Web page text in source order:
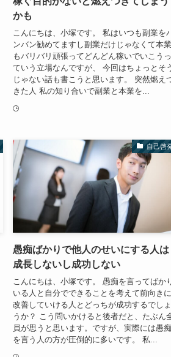
かも
こんにちは、小塚です。 私はいつも副業を
ンバン勧めてますし副業だけじゃなくて本業
もバリバリ頑張ってどんどん稼いでいこうっ
ていう立場なんですが、 今回はちょっとそ
じゃない話も書こうと思います。 突然燃え
きた人 私の知り合いで副業と本業を...
自己啓
愚痴ばかりで他人のせいにする人は
成長しないし成功しない
こんにちは、小塚です。 愚痴を言ってばか
いる人と自分でできることを考えて前向きに
改善していける人とどっちが成功するでしょ
うか？ こう問いかけると後者だと、たぶん
員が思うと思います。ですが、実際には愚痴
を言う人の方が圧倒的に多いです。 私...